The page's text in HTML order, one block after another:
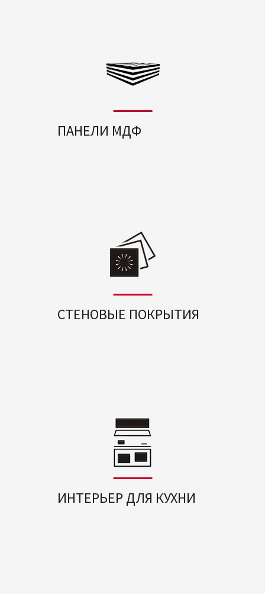
ПАНЕЛИ МДФ
СТЕНОВЫЕ ПОКРЫТИЯ
ИНТЕРЬЕР ДЛЯ КУХНИ